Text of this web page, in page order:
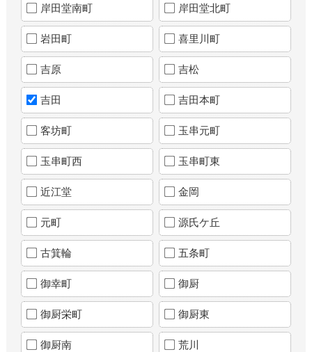
岸田堂南町 岸田堂北町
岩田町 喜里川町
吉原 吉松
吉田 吉田本町
客坊町 玉串元町
玉串町西 玉串町東
近江堂 金岡
元町 源氏ケ丘
古箕輪 五条町
御幸町 御厨
御厨栄町 御厨東
御厨南 荒川